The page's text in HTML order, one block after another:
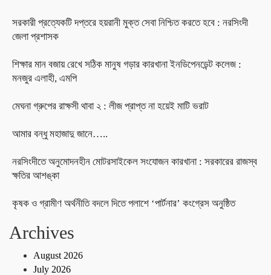
সরকারী প্রত্যেকটি দপ্তরে হয়রানী মুক্ত সেবা নিশ্চিত করতে হবে : নরসিংদী
জেলা প্রশাসক
শিক্ষার মান বজায় রেখে সঠিক মানুষ গড়ার কারখানা ইনডিপেনডেন্ট কলেজ :
মনজুর এলাহী, এমপি
মেঘনা গ্রুপের রাক্ষসী থাবা ২ : লীজ প্রাপ্ত না হয়েই মাটি ভরাট
আমার বন্ধু মহাজাদু জানে…..
নরসিংদীতে অনুমোদনহীন মোটরসাইকেল সংযোজন কারখানা : সরকারের রাজস্ব
ক্ষতির আশঙ্কা
কৃষক ও গ্রামীণ অর্থনীতি বদলে দিতে পলাশে ‘পার্টনার’ কংগ্রেস অনুষ্ঠিত
Archives
August 2026
July 2026